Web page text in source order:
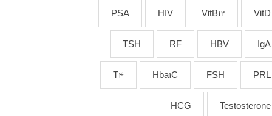
VitD
VitB12
HIV
PSA
IgA
HBV
RF
TSH
PRL
FSH
Hba1C
T4
Testosterone
HCG